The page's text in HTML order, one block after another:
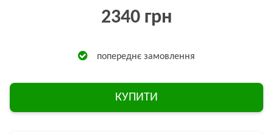
2340 грн
попереднє замовлення
КУПИТИ